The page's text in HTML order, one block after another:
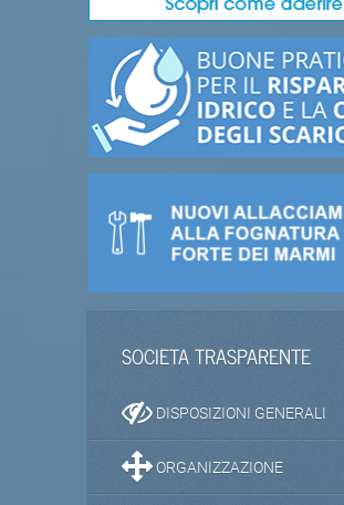
SOCIETA TRASPARENTE
DISPOSIZIONI GENERALI
ORGANIZZAZIONE